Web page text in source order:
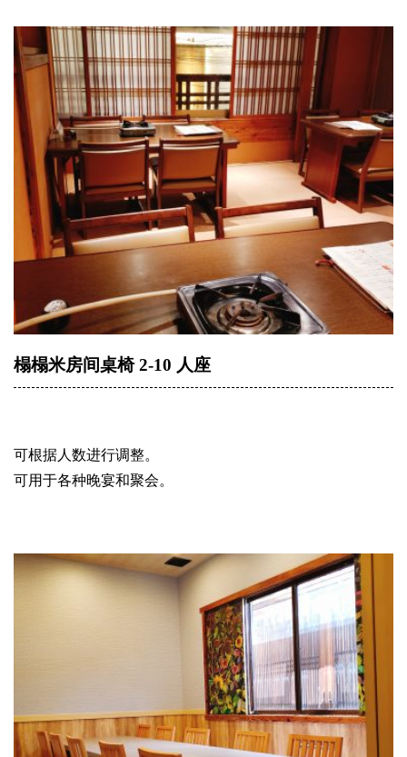
榻榻米房间桌椅 2-10 人座
可根据人数进行调整。
可用于各种晚宴和聚会。